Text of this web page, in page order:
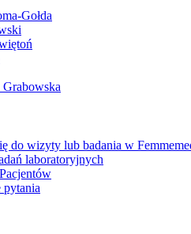
Gołda
Grabowska
do wizyty lub badania w
laboratoryjnych
pytania